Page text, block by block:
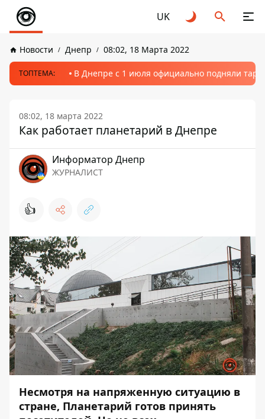
UK
Новости Днепр 08:02, 18 Марта 2022
ТОПТЕМА: В Днепре с 1 июля официально подняли
08:02, 18 марта 2022
Как работает планетарий в Днепре
Информатор Днепр
ЖУРНАЛИСТ
👍
Несмотря на напряженную ситуацию в
стране, Планетарий готов принять